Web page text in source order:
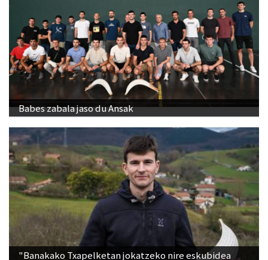
Babes zabala jaso du Ansak
"Banakako Txapelketan jokatzeko nire eskubidea